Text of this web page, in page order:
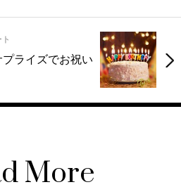
ライズでお祝い
More